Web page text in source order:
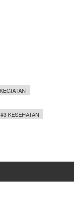
KEGIATAN
KESEHATAN